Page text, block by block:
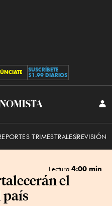
SUSCRÍBETE
$1.99 DIARIOS
TRIMESTRALESREVISIÓN
Lectura 4:00 min
el
país